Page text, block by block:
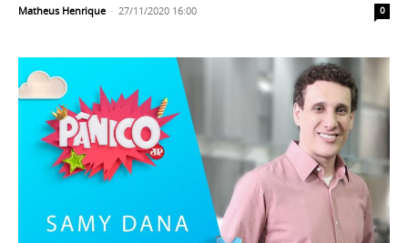
Matheus Henrique - 27/11/2020 16:00 0